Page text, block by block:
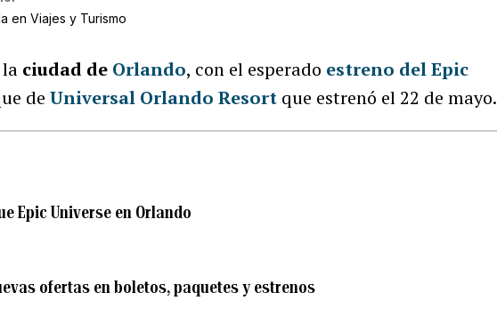
en Viajes y Turismo
ciudad de Orlando, con el esperado estreno del Epic
deUniversal Orlando Resort que estrenó el 22 de mayo.
Epic Universe en Orlando
ofertas en boletos, paquetes y estrenos